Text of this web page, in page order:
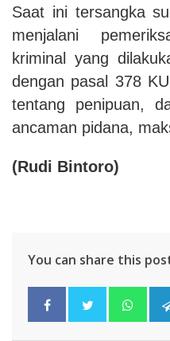
Saat ini tersangka
menjalani
kriminal yang
dengan pasal 378
tentang penipuan,
ancaman pidana,
(Rudi Bintoro)
You can share this